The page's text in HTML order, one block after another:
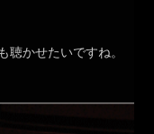
聴かせたいですね。